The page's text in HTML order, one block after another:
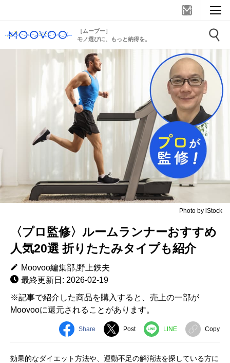
［ムーブー］
モノ選びに、もっと納得を。
Photo by iStock
〈プロ監修〉ルームランナーおすすめ
人気20選 折りたたみタイプも紹介
Moovoo編集部,野上鉄夫
最終更新日: 2026-02-19
※記事で紹介した商品を購入すると、売上の一部が
Moovooに還元されることがあります。
Share Post LINE Copy
効果的なダイエット方法や、運動不足の解消法を探している方に